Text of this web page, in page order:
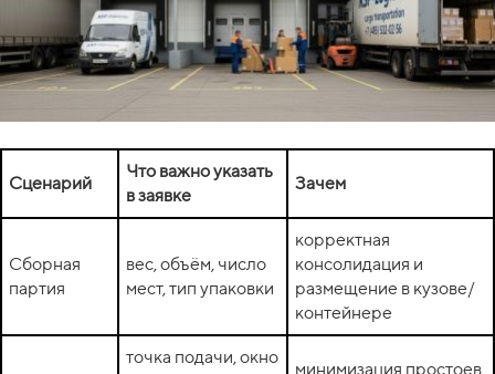
Сценарий
Что важно указать
в заявке
Зачем
Сборная
партия
вес, объём, число
мест, тип упаковки
корректная
консолидация и
размещение в кузове/
контейнере
точка подачи, окно
минимизация простоев